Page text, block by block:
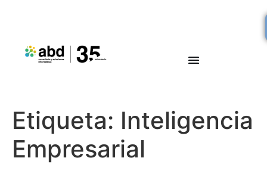
Etiqueta: Inteligencia
Empresarial